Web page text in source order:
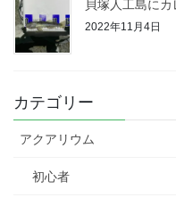
貝塚人工島に
2022年11月4日
カテゴリー
アクアリウム
初心者